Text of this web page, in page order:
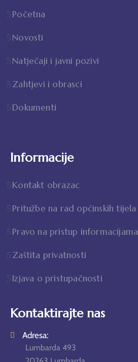
Početna
Novosti
Natječaji i javni pozivi
Zahtjevi i obrasci
Dokumenti
Informacije
Kontakt obrazac
Pritužbe na rad općinskih tijela
Pravo na pristup informacijama
Zaštita privatnosti
Izjava o pristupačnosti
Kontaktirajte nas
Adresa:
Lumbarda 493